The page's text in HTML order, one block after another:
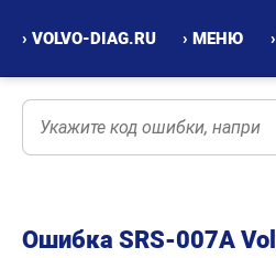
› VOLVO-DIAG.RU › МЕНЮ
Ошибка SRS-007A